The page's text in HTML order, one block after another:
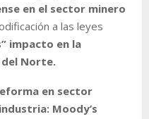
en el sector minero
a las leyes
impacto en la
Norte.
en sector
Moody’s